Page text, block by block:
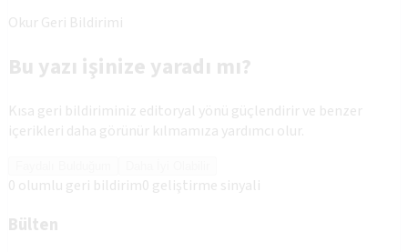
Okur Geri Bildirimi
Bu yazı işinize yaradı mı?
Kısa geri bildiriminiz editoryal yönü güçlendirir ve benzer
içerikleri daha görünür kılmamıza yardımcı olur.
0 olumlu geri bildirim0 geliştirme sinyali
Bülten